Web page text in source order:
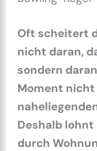
Oft scheitert
nicht daran,
sondern
Moment nicht
Deshalb
durch